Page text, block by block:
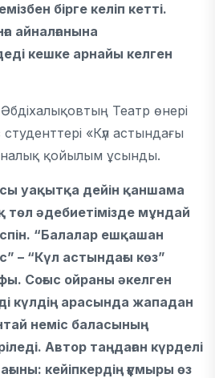
бірге келіп кетті.
айналғанына
кешке арнайы келген
Театр өнері
студенттері «Күл астындағы
қойылым ұсынды.
уақытқа дейін қаншама
төл әдебиетімізде мұндай
“Балалар ешқашан
– “Күл астындағы көз”
Соғыс ойраны әкелген
күлдің арасында жападан
неміс баласының
Автор таңдаған күрделі
кейіпкердің ғұмыры өз